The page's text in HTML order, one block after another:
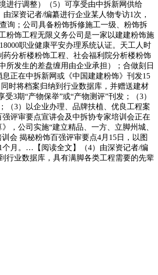
进行调整）（5）可享受由中拆新网供给
深资记者/编纂进行企业某人物专访1次，
询；公司具备粉饰拆修施工一级、粉饰拆
粉饰工程无限义务公司是一家以建建粉饰施
职业健康平安办理系统认证。天工人时
分析楼粉饰工程、社会福利院分析楼粉饰
所发生的差盘缠用由企业承担）；合做刻日
正在中拆新网或《中国建建粉饰》刊发15
时将档案归纳到行业数据库，并赠送建材
3期“产物保举”或“产物测评”刊发；（3）
（3）以企业办理、品牌扶植、优良工程案
评审要点宣讲会及中拆协专家培训会正在
，公司实施“建立精品、一方、立脚州城、
会 揭秘粉饰百强评审要点4月15日，以图
月。…【阅读全文】（4）由深资记者/编
行业数据库，具有满脚各类工程需要的先辈